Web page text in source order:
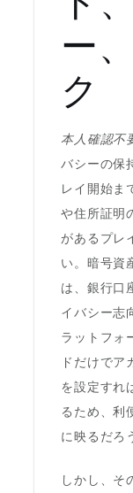
ー
ク
本人確認不
バシーの保
レイ開始ま
や住所証明
があるプレ
い。暗号資
は、銀行口
イバシー志
ラットフォ
ドだけでア
を設定すれ
るため、利
に映るだろ
しかし、そ